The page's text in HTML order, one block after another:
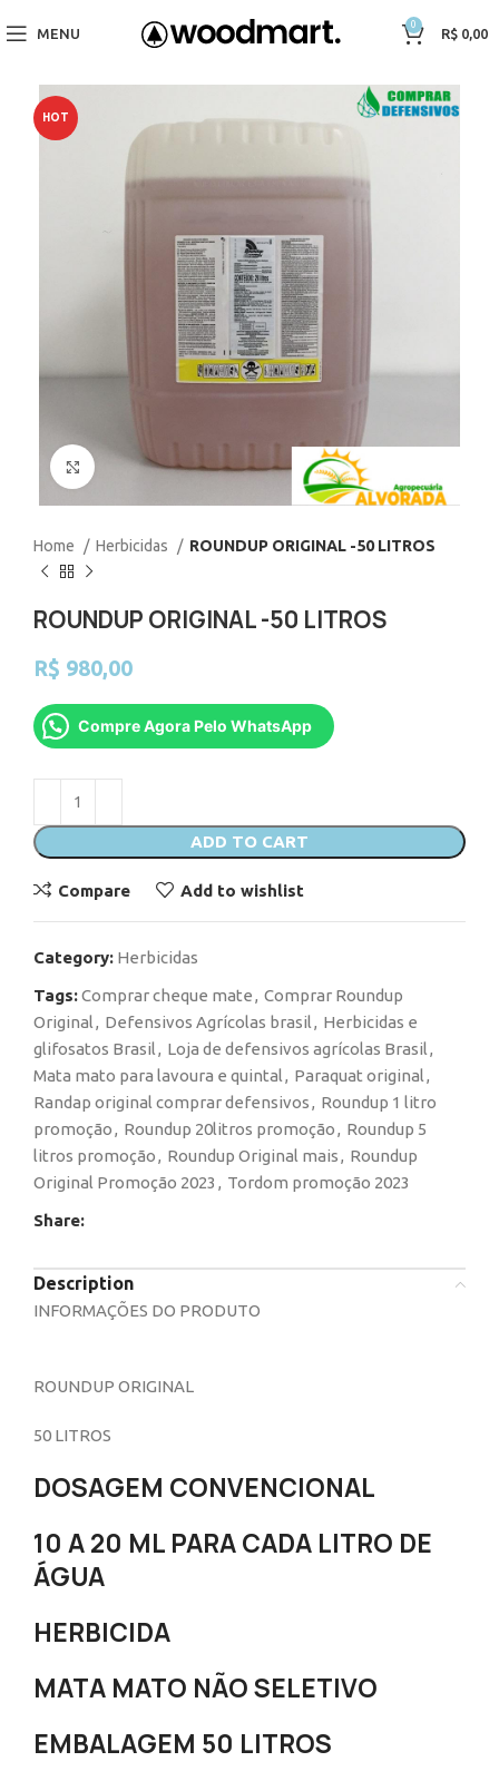
MENU
0
R$ 0,00
HOT
Click to enlarge
Home Herbicidas ROUNDUP ORIGINAL -50 LITROS
ROUNDUP ORIGINAL -50 LITROS
R$ 980,00
Compre Agora Pelo WhatsApp
ADD TO CART
Compare Add to wishlist
Category: Herbicidas
Tags:Comprar cheque mate, Comprar Roundup
Original, Defensivos Agrícolas brasil, Herbicidas e
glifosatos Brasil, Loja de defensivos agrícolas Brasil,
Mata mato para lavoura e quintal, Paraquat original,
Randap original comprar defensivos, Roundup 1 litro
promoção, Roundup 20litros promoção, Roundup 5
litros promoção, Roundup Original mais, Roundup
Original Promoção 2023 , Tordom promoção 2023
Share:
Description
INFORMAÇÕES DO PRODUTO
ROUNDUP ORIGINAL
50 LITROS
DOSAGEM CONVENCIONAL
10 A 20 ML PARA CADA LITRO DE
ÁGUA
HERBICIDA
MATA MATO NÃO SELETIVO
EMBALAGEM 50 LITROS